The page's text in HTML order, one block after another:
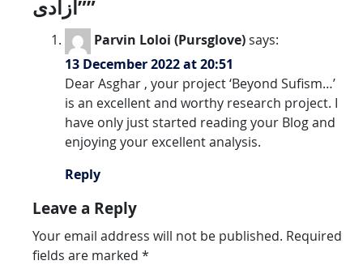
آزادی””
Parvin Loloi (Pursglove)says:
13 December 2022 at 20:51
Dear Asghar , your project ‘Beyond Sufism…’
is an excellent and worthy research project. I
have only just started reading your Blog and
enjoying your excellent analysis.
Reply
Leave a Reply
Your email address will not be published. Required
fields are marked *